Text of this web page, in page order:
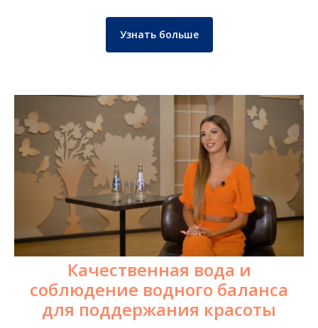
Узнать больше
Качественная вода и
соблюдение водного баланса
для поддержания красоты